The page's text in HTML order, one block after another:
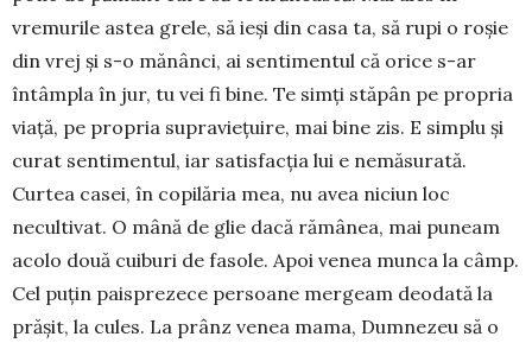
vremurile astea grele, să ieşi din casa ta, să rupi o roşie
din vrej şi s-o mănânci, ai sentimentul că orice s-ar
întâmpla în jur, tu vei fi bine. Te simţi stăpân pe propria
viaţă, pe propria supra­vieţuire, mai bine zis. E simplu şi
curat sentimentul, iar sa­tisfacţia lui e nemăsurată.
Curtea casei, în copilăria mea, nu avea ni­ciun loc
necultivat. O mână de glie dacă rămânea, mai puneam
acolo două cuiburi de fa­sole. Apoi venea munca la câmp.
Cel pu­ţin paisprezece persoane mergeam deo­da­tă la
prăşit, la cules. La prânz venea ma­ma, Dumnezeu să o